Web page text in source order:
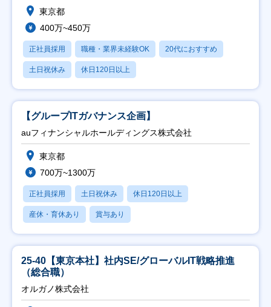
東京都
400万~450万
正社員採用 職種・業界未経験OK 20代におすすめ
土日祝休み 休日120日以上
【グループITガバナンス企画】
auフィナンシャルホールディングス株式会社
東京都
700万~1300万
正社員採用 土日祝休み 休日120日以上
産休・育休あり 賞与あり
25-40【東京本社】社内SE/グローバルIT戦略推進
（総合職）
オルガノ株式会社